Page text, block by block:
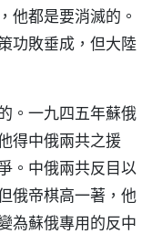
他都是要消滅的。
功敗垂成，但大陸
。一九四五年蘇俄
得中俄兩共之援
。中俄兩共反目以
俄帝棋高一著，他
為蘇俄專用的反中